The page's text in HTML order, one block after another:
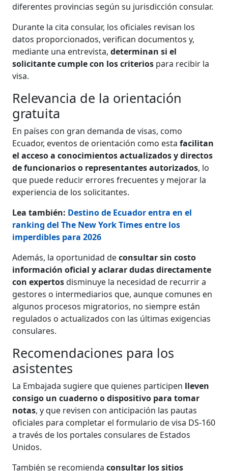
diferentes provincias según su jurisdicción consular.
Durante la cita consular, los oficiales revisan los
datos proporcionados, verifican documentos y,
mediante una entrevista,determinan si el
solicitante cumple con los criterios para recibir la
visa.
Relevancia de la orientación
gratuita
En países con gran demanda de visas, como
Ecuador, eventos de orientación como estafacilitan
el acceso a conocimientos actualizados y directos
de funcionarios o representantes autorizados, lo
que puede reducir errores frecuentes y mejorar la
experiencia de los solicitantes.
Lea también: Destino de Ecuador entra en el
ranking del The New York Times entre los
imperdibles para 2026
Además, la oportunidad deconsultar sin costo
información oficial y aclarar dudas directamente
con expertosdisminuye la necesidad de recurrir a
gestores o intermediarios que, aunque comunes en
algunos procesos migratorios, no siempre están
regulados o actualizados con las últimas exigencias
consulares.
Recomendaciones para los
asistentes
La Embajada sugiere que quienes participen lleven
consigo un cuaderno o dispositivo para tomar
notas, y que revisen con anticipación las pautas
oficiales para completar el formulario de visa DS-160
a través de los portales consulares de Estados
Unidos.
También se recomiendaconsultar los sitios